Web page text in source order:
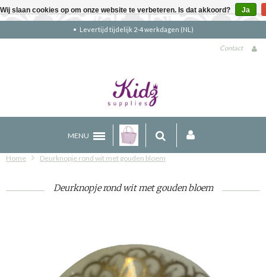
Gratis verzending boven
Contact
MENU
Home Deurknopje rond wit met gouden bloem
Deurknopje rond wit met gouden bloem
Wij slaan cookies op om onze website te verbeteren. Is dat akkoord? Ja